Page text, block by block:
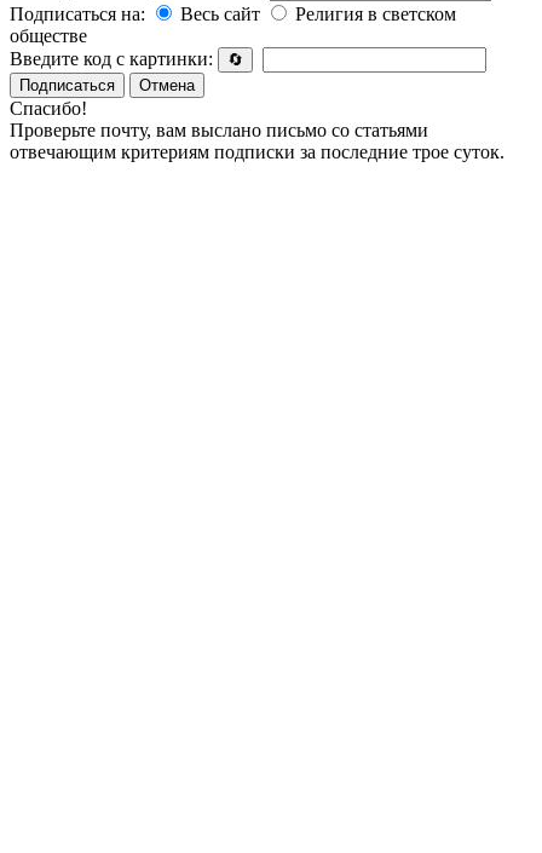
Подписаться на:
Весь сайт
Религия в светском
обществе
Введите код с картинки:
🔄
Подписаться
Отмена
Спасибо!
Проверьте почту, вам выслано письмо со статьями
отвечающим критериям подписки за последние трое суток.